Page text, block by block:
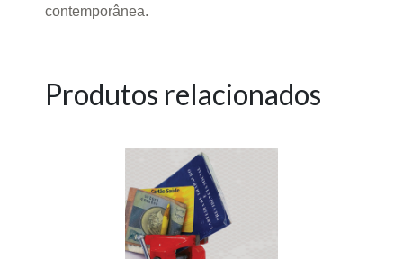
contemporânea.
Produtos relacionados